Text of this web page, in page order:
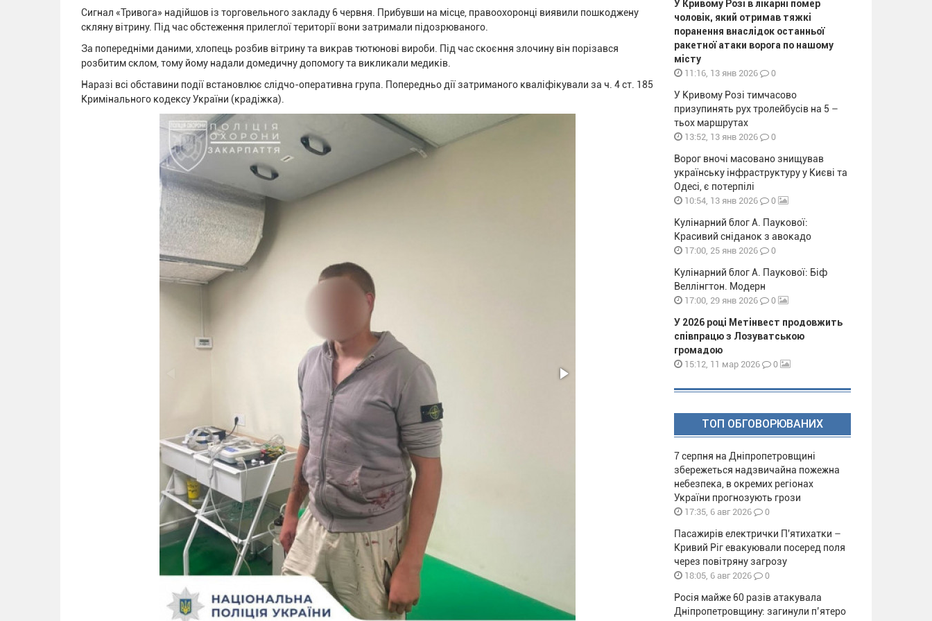
Сигнал «Тривога» надійшов із торговельного закладу 6 червня. Прибувши на місце, правоохоронці виявили пошкоджену
скляну вітрину. Під час обстеження прилеглої території вони затримали підозрюваного.
За попередніми даними, хлопець розбив вітрину та викрав тютюнові вироби. Під час скоєння злочину він порізався
розбитим склом, тому йому надали домедичну допомогу та викликали медиків.
Наразі всі обставини події встановлює слідчо-оперативна група. Попередньо дії затриманого кваліфікували за ч. 4 ст. 185
Кримінального кодексу України (крадіжка).
У Кривому Розі в лікарні помер
чоловік, який отримав тяжкі
поранення внаслідок останньої
ракетної атаки ворога по нашому
місту
11:16, 13 янв 2026 0
У Кривому Розі тимчасово
призупинять рух тролейбусів на 5 –
тьох маршрутах
13:52, 13 янв 2026 0
Ворог вночі масовано знищував
українську інфраструктуру у Києві та
Одесі, є потерпілі
10:54, 13 янв 2026 0
Кулінарний блог А. Паукової:
Красивий сніданок з авокадо
17:00, 25 янв 2026 0
Кулінарний блог А. Паукової: Біф
Веллінгтон. Модерн
17:00, 29 янв 2026 0
У 2026 році Метінвест продовжить
співпрацю з Лозуватською
громадою
15:12, 11 мар 2026 0
ТОП ОБГОВОРЮВАНИХ
7 серпня на Дніпропетровщині
збережеться надзвичайна пожежна
небезпека, в окремих регіонах
України прогнозують грози
17:35, 6 авг 2026 0
Пасажирів електрички П'ятихатки –
Кривий Ріг евакуювали посеред поля
через повітряну загрозу
18:05, 6 авг 2026 0
Росія майже 60 разів атакувала
Дніпропетровщину: загинули п’ятеро